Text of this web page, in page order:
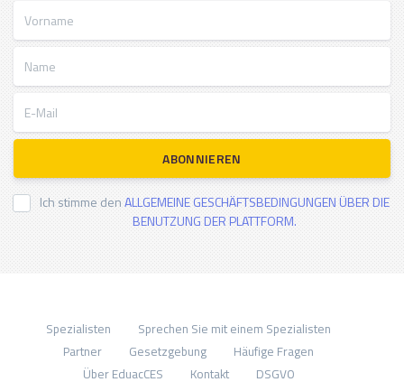
ABONNIEREN
Ich stimme denALLGEMEINE GESCHÄFTSBEDINGUNGEN ÜBER DIE
BENUTZUNG DER PLATTFORM.
Spezialisten
Sprechen Sie mit einem Spezialisten
Partner
Gesetzgebung
Häufige Fragen
Über EduacCES
Kontakt DSGVO